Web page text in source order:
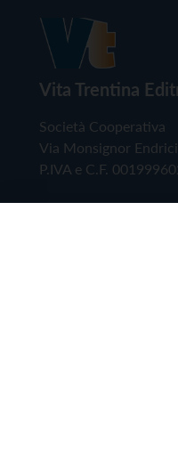
Vita Trentina
Società Cooperativa
Via Monsignor
P.IVA e C.F.
Copyright ©